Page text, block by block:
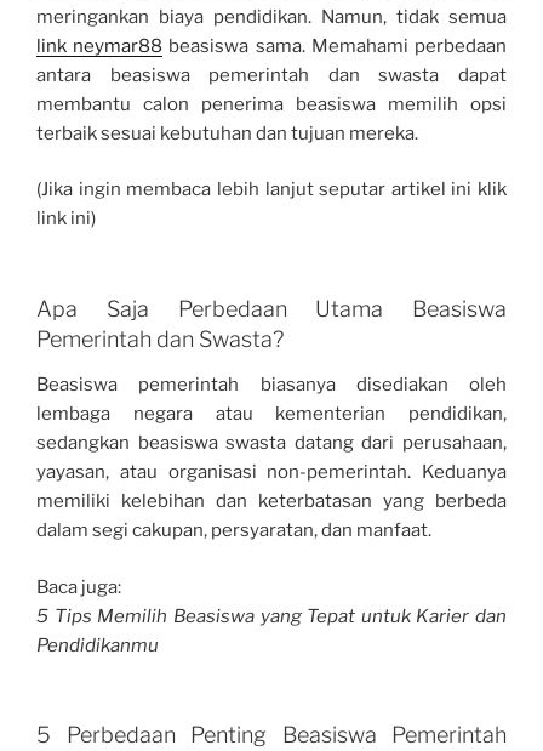
meringankan biaya pendidikan. Namun, tidak semua
link neymar88 beasiswa sama. Memahami perbedaan
antara beasiswa pemerintah dan swasta dapat
membantu calon penerima beasiswa memilih opsi
terbaik sesuai kebutuhan dan tujuan mereka.
(Jika ingin membaca lebih lanjut seputar artikel ini klik
link ini)
Apa Saja Perbedaan Utama Beasiswa
Pemerintah dan Swasta?
Beasiswa pemerintah biasanya disediakan oleh
lembaga negara atau kementerian pendidikan,
sedangkan beasiswa swasta datang dari perusahaan,
yayasan, atau organisasi non-pemerintah. Keduanya
memiliki kelebihan dan keterbatasan yang berbeda
dalam segi cakupan, persyaratan, dan manfaat.
Baca juga:
5 Tips Memilih Beasiswa yang Tepat untuk Karier dan
Pendidikanmu
5 Perbedaan Penting Beasiswa Pemerintah